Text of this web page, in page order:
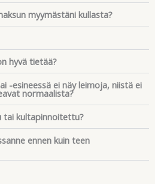
myymästäni kullasta?
hyvä tietää?
-esineessä ei näy leimoja, niistä ei
normaalista?
kultapinnoitettu?
ennen kuin teen